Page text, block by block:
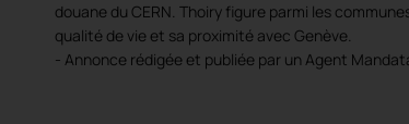
douane du CERN. Thoiry figure parmi les
qualité de vie et sa proximité avec Genève.
- Annonce rédigée et publiée par un Agent